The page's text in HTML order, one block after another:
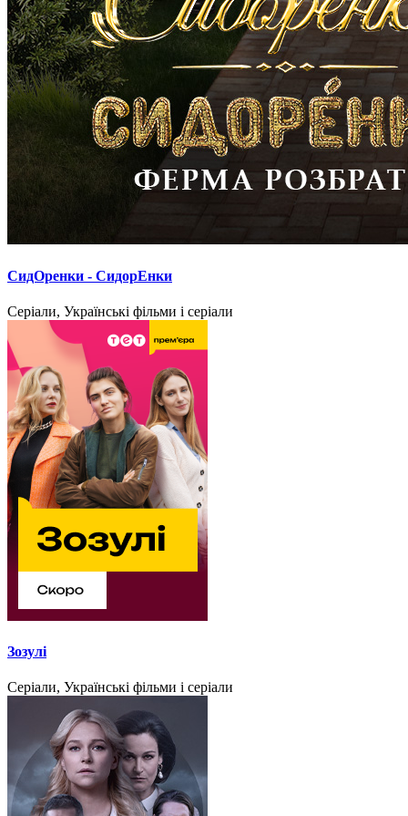
СидОренки - СидорЕнки
Серіали, Українські фільми і серіали
Зозулі
Серіали, Українські фільми і серіали